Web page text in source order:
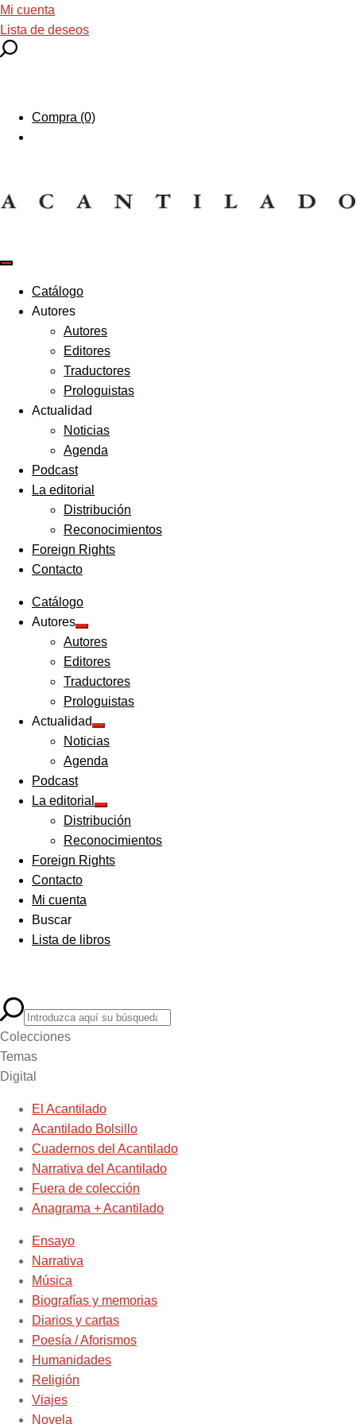
Mi cuenta
Lista de deseos
Compra (0)
Catálogo
Autores
Autores
Editores
Traductores
Prologuistas
Actualidad
Noticias
Agenda
Podcast
La editorial
Distribución
Reconocimientos
Foreign Rights
Contacto
Catálogo
Autores
Expandir
el
menú
hijo
Autores
Editores
Traductores
Prologuistas
Actualidad
Expandir
el
menú
hijo
Noticias
Agenda
Podcast
La editorial
Expandir
el
menú
hijo
Distribución
Reconocimientos
Foreign Rights
Contacto
Mi cuenta
Buscar
Lista de libros
Colecciones
Temas
Digital
El Acantilado
Acantilado Bolsillo
Cuadernos del Acantilado
Narrativa del Acantilado
Fuera de colección
Anagrama + Acantilado
Ensayo
Narrativa
Música
Biografías y memorias
Diarios y cartas
Poesía / Aforismos
Humanidades
Religión
Viajes
Novela